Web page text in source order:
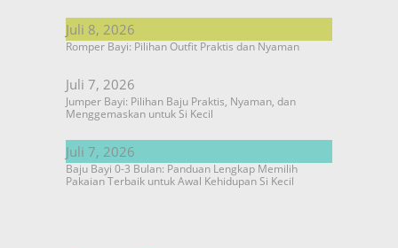
Juli 8, 2026
Romper Bayi: Pilihan Outfit Praktis dan Nyaman
Juli 7, 2026
Jumper Bayi: Pilihan Baju Praktis, Nyaman, dan
Menggemaskan untuk Si Kecil
Juli 7, 2026
Baju Bayi 0-3 Bulan: Panduan Lengkap Memilih
Pakaian Terbaik untuk Awal Kehidupan Si Kecil